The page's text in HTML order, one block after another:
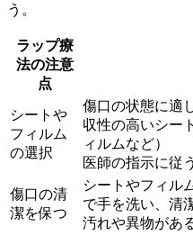
う。
ラップ療
法の注意
点
シートや
フィルム
の選択
傷口の状態に適
収性の高いシー
ィルムなど）
医師の指示に従う
傷口の清
潔を保つ
シートやフィル
で手を洗い、清
汚れや異物があ